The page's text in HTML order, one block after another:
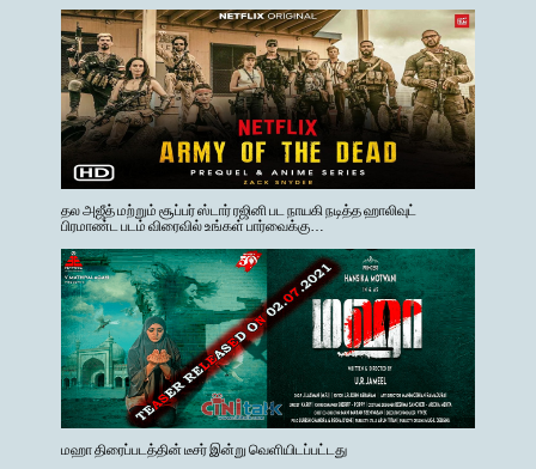
தல அஜீத் மற்றும் சூப்பர் ஸ்டார் ரஜினி பட நாயகி நடித்த ஹாலிவுட்
பிரமாண்ட படம் விரைவில் உங்கள் பார்வைக்கு…
மஹா திரைப்படத்தின் டீசர் இன்று வெளியிடப்பட்டது